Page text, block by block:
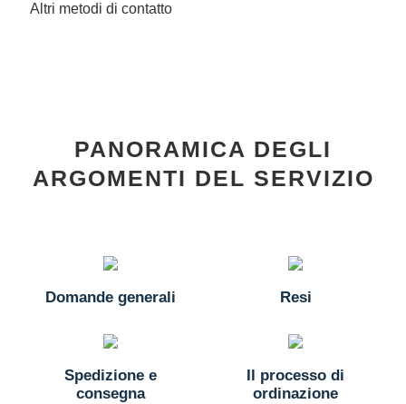
Altri metodi di contatto
PANORAMICA DEGLI
ARGOMENTI DEL SERVIZIO
Domande generali Resi
Spedizione e
consegna
Il processo di
ordinazione